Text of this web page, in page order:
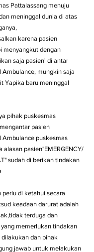
Pattalassang menuju
meninggal dunia di atas
karena pasien
menyangkut dengan
saja pasien' di antar
mungkin saja
Yapika baru meninggal
pihak puskesmas
pasien
Ambulance puskesmas
alasan pasien"EMERGENCY/
sudah di berikan tindakan
di ketahui secara
keadaan darurat adalah
terduga dan
memerlukan tindakan
dilakukan dan pihak
jawab untuk melakukan